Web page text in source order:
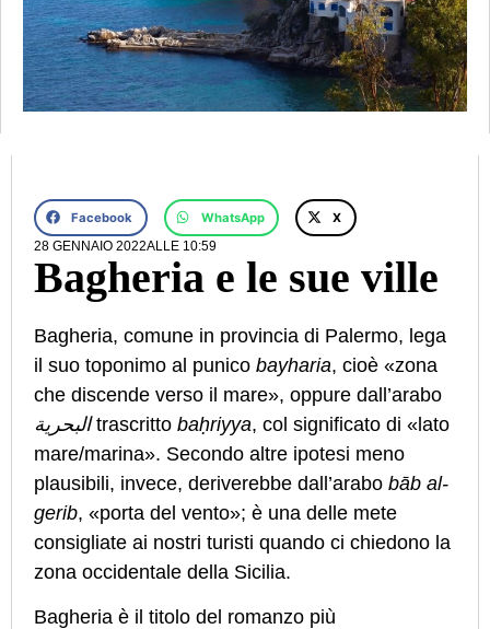
Facebook WhatsApp
X
28 GENNAIO 2022ALLE 10:59
Bagheria e le sue ville
Bagheria, comune in provincia di Palermo, lega
il suo toponimo al punico bayharia, cioè «zona
che discende verso il mare», oppure dall’arabo
البحريةtrascritto baḥriyya, col significato di «lato
mare/marina». Secondo altre ipotesi meno
plausibili, invece, deriverebbe dall’arabo bāb al-
gerib, «porta del vento»; è una delle mete
consigliate ai nostri turisti quando ci chiedono la
zona occidentale della Sicilia.
Bagheria è il titolo del romanzo più